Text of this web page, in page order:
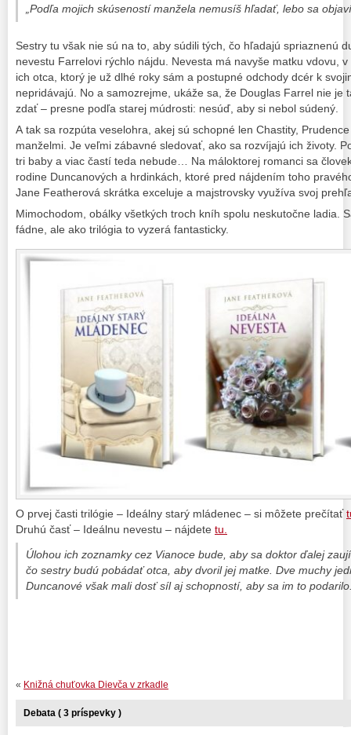
„Podľa mojich skúseností manžela nemusíš hľadať, lebo sa
Sestry tu však nie sú na to, aby súdili tých, čo hľadajú spriaznenú
nevestu Farrelovi rýchlo nájdu. Nevesta má navyše matku vdovu,
ich otca, ktorý je už dlhé roky sám a postupné odchody dcér k
nepridávajú. No a samozrejme, ukáže sa, že Douglas Farrel nie je
zdať – presne podľa starej múdrosti: nesúď, aby si nebol súdený.
A tak sa rozpúta veselohra, akej sú schopné len Chastity,
manželmi. Je veľmi zábavné sledovať, ako sa rozvíjajú ich životy.
tri baby a viac častí teda nebude… Na máloktorej romanci sa
rodine Duncanových a hrdinkách, ktoré pred nájdením toho
Jane Featherová skrátka exceluje a majstrovsky využíva svoj
Mimochodom, obálky všetkých troch kníh spolu neskutočne ladia.
fádne, ale ako trilógia to vyzerá fantasticky.
O prvej časti trilógie – Ideálny starý mládenec – si môžete prečítať
Druhú časť – Ideálnu nevestu – nájdete tu.
Úlohou ich zoznamky cez Vianoce bude, aby sa doktor ďalej
čo sestry budú pobádať otca, aby dvoril jej matke. Dve muchy
Duncanové však mali dosť síl aj schopností, aby sa im to
« Knižná chuťovka Dievča v zrkadle
Debata ( 3 príspevky )